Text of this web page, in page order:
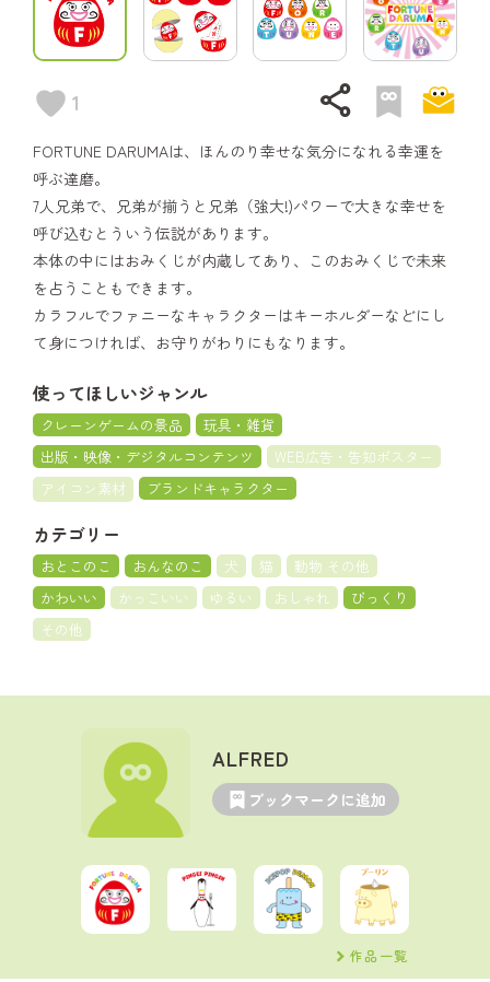
1 share
FORTUNE DARUMAは、ほんのり幸せな気分になれる幸運を
呼ぶ達磨。
7人兄弟で、兄弟が揃うと兄弟（強大!)パワーで大きな幸せを
呼び込むとういう伝説があります。
本体の中にはおみくじが内蔵してあり、このおみくじで未来
を占うこともできます。
カラフルでファニーなキャラクターはキーホルダーなどにし
て身につければ、お守りがわりにもなります。
使ってほしいジャンル
クレーンゲームの景品
玩具・雑貨
出版・映像・デジタルコンテンツ
WEB広告・告知ポスター
アイコン素材
ブランドキャラクター
カテゴリー
おとこのこ おんなのこ 犬 猫
動物 その他
かわいい
かっこいい ゆるい おしゃれ
びっくり
その他
ALFRED
ブックマークに追加
作品一覧